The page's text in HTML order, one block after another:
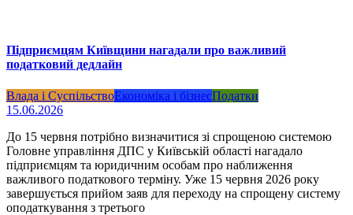
Підприємцям Київщини нагадали про важливий
податковий дедлайн
Влада і СуспільствоЕкономіка і бізнесПодатки
15.06.2026
До 15 червня потрібно визначитися зі спрощеною системою
Головне управління ДПС у Київській області нагадало
підприємцям та юридичним особам про наближення
важливого податкового терміну. Уже 15 червня 2026 року
завершується прийом заяв для переходу на спрощену систему
оподаткування з третього